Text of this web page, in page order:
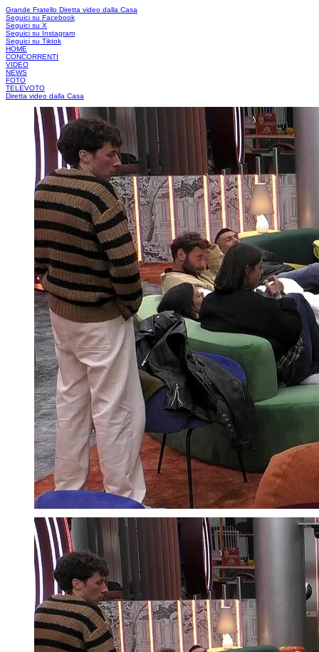
Grande Fratello Diretta video dalla Casa
Seguici su Facebook
Seguici su X
Seguici su Instagram
Seguici su Tiktok
HOME
CONCORRENTI
VIDEO
NEWS
FOTO
TELEVOTO
Diretta video dalla Casa